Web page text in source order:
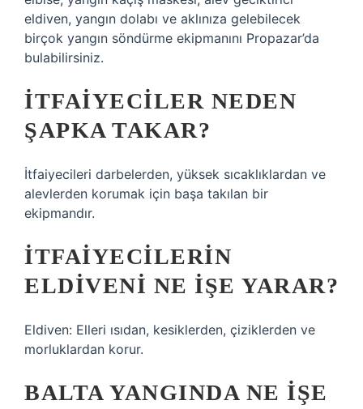
eldiven, yangın dolabı ve aklınıza gelebilecek
birçok yangın söndürme ekipmanını Propazar’da
bulabilirsiniz.
İTFAIYECILER NEDEN
ŞAPKA TAKAR?
İtfaiyecileri darbelerden, yüksek sıcaklıklardan ve
alevlerden korumak için başa takılan bir
ekipmandır.
İTFAIYECILERIN
ELDIVENI NE IŞE YARAR?
Eldiven: Elleri ısıdan, kesiklerden, çiziklerden ve
morluklardan korur.
BALTA YANGINDA NE IŞE